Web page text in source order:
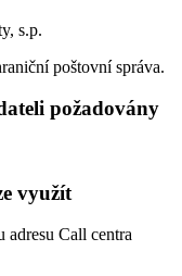
s.p.
poštovní správa.
požadovány
využít
adresu Call centra